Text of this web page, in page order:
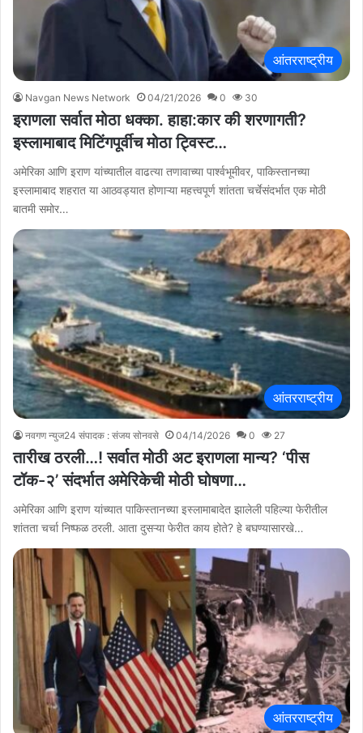
आंतरराष्ट्रीय
Navgan News Network 04/21/2026 0 30
इराणला सर्वात मोठा धक्का. हाहा:कार की शरणागती?
इस्लामाबाद मिटिंगपूर्वीच मोठा ट्विस्ट…
अमेरिका आणि इराण यांच्यातील वाढत्या तणावाच्या पार्श्वभूमीवर, पाकिस्तानच्या
इस्लामाबाद शहरात या आठवड्यात होणाऱ्या महत्त्वपूर्ण शांतता चर्चेसंदर्भात एक मोठी
बातमी समोर…
आंतरराष्ट्रीय
नवगण न्युज24 संपादक : संजय सोनवसे 04/14/2026 0 27
तारीख ठरली…! सर्वात मोठी अट इराणला मान्य? ‘पीस
टॉक-२’ संदर्भात अमेरिकेची मोठी घोषणा…
अमेरिका आणि इराण यांच्यात पाकिस्तानच्या इस्लामाबादेत झालेली पहिल्या फेरीतील
शांतता चर्चा निष्फळ ठरली. आता दुसऱ्या फेरीत काय होते? हे बघण्यासारखे…
आंतरराष्ट्रीय